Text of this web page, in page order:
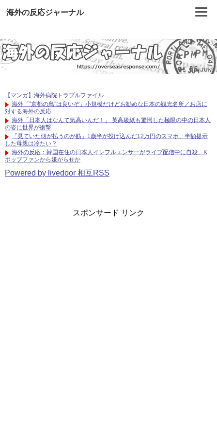
海外の反応ジャーナル
【マンガ】海外病院トラブルファイル
海外「”京都の鳥”は良いぞ」小規模だけどお勧めな日本の観光名所／お店に
対する海外の反応
海外「日本人はなんて気高いんだ！」 英高級紙も驚愕した極限の中の日本人
の姿に世界が衝撃
「見ていた側が払うのが筋」1歳半が投げ込んだ12万円のスマホ、半額提示
した母親は冷たい？
海外の反応：韓国在住の日本人インフルエンサーがライブ配信中に自殺、K
ポップファンから嫌がらせか
Powered by livedoor 相互RSS
スポンサード リンク